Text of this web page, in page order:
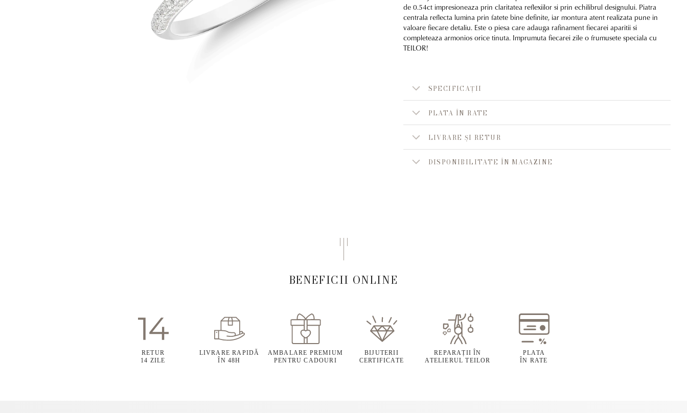
de 0.54ct impresioneaza prin claritatea reflexiilor si prin echilibrul designului. Piatra
centrala reflecta lumina prin fatete bine definite, iar montura atent realizata pune in
valoare fiecare detaliu. Este o piesa care adauga rafinament fiecarei aparitii si
completeaza armonios orice tinuta. Imprumuta fiecarei zile o frumusete speciala cu
TEILOR!
SPECIFICAȚII
PLATA ÎN RATE
LIVRARE ȘI RETUR
DISPONIBILITATE ÎN MAGAZINE
BENEFICII ONLINE
RETUR
14 ZILE
LIVRARE RAPIDĂ
ÎN 48H
AMBALARE PREMIUM
PENTRU CADOURI
BIJUTERII
CERTIFICATE
REPARAȚII ÎN
ATELIERUL TEILOR
PLATA
ÎN RATE